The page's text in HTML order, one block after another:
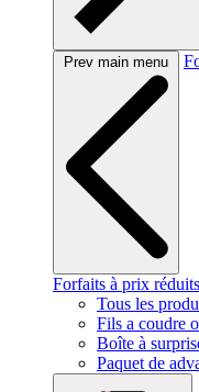
Prev main menu
Forfaits à prix réduits
Tous les
Fils a coudre
Boîte à
Paquet de